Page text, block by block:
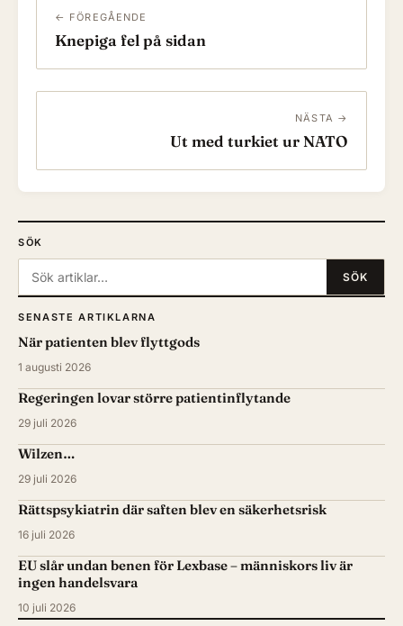
← FÖREGÅENDE
Knepiga fel på sidan
NÄSTA →
Ut med turkiet ur NATO
SÖK
Sök: SÖK
SENASTE ARTIKLARNA
När patienten blev flyttgods
1 augusti 2026
Regeringen lovar större patientinflytande
29 juli 2026
Wilzen…
29 juli 2026
Rättspsykiatrin där saften blev en säkerhetsrisk
16 juli 2026
EU slår undan benen för Lexbase – människors liv är
ingen handelsvara
10 juli 2026